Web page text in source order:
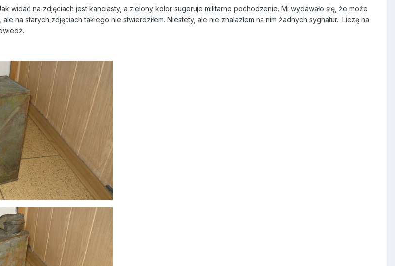
widać na zdjęciach jest kanciasty, a zielony kolor sugeruje militarne pochodzenie. Mi wydawało się, że może
na starych zdjęciach takiego nie stwierdziłem. Niestety, ale nie znalazłem na nim żadnych sygnatur. Liczę na